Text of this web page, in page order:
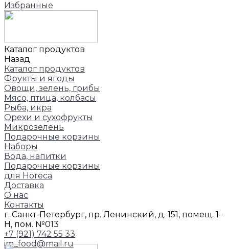
Избранные
Каталог продуктов
Назад
Каталог продуктов
Фрукты и ягоды
Овощи, зелень, грибы
Мясо, птица, колбасы
Рыба, икра
Орехи и сухофрукты
Микрозелень
Подарочные корзины
Наборы
Вода, напитки
Подарочные корзины
для Horeca
Доставка
О нас
Контакты
г. Санкт-Петербург, пр. Ленинский, д. 151, помещ. 1-
Н, пом. №013
+7 (921) 742 55 33
im_food@mail.ru